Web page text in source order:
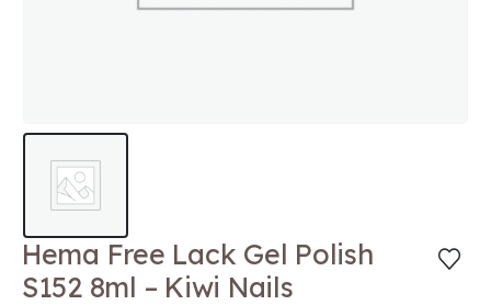
Hema Free Lack Gel Polish
S152 8ml – Kiwi Nails